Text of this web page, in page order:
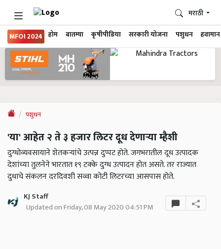
MFOI 2024 होम बातम्या कृषीपीडिया सरकारी योजना पशुधन हवामान
मराठी
पशुधन
'या' आहेत २ ते ३ हजार लिटर दूध देणाऱ्या म्हैशी
दुग्धोव्यवसायाने शेतकऱ्यांचे उत्पन्न दुप्पट होते. जगभरातील दूध उत्पादक
देशांच्या तुलनेने भारतात १९ टक्के दुग्ध उत्पादन होत असते. तर राज्यात
दुधाचे संकलन दरदिवशी सव्वा कोटी लिटरच्या आसपास होते.
KJ Staff
Updated on Friday, 08 May 2020 04:51 PM